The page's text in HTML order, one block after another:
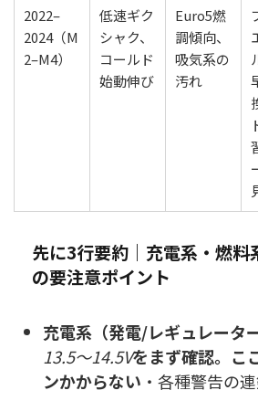
2022–
2024（M
2–M4）
低速ギク
シャク、
コールド
始動伸び
Euro5燃
調傾向、
吸気系の
汚れ
先に3行要約｜充電系・燃料
の要注意ポイント
充電系（発電/レギュレータ
13.5〜14.5Vをまず確認。こ
ンかからない ・各種警告の